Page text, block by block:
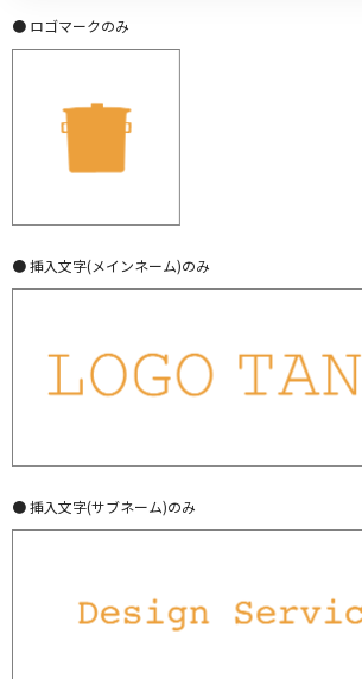
● ロゴマークのみ
● 挿入文字(メインネーム)のみ
● 挿入文字(サブネーム)のみ